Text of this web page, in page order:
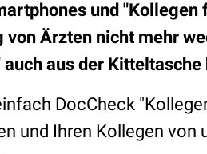
und
Ärzten nicht mehr
aus der Kitteltasche
DocCheck
und Ihren Kollegen von